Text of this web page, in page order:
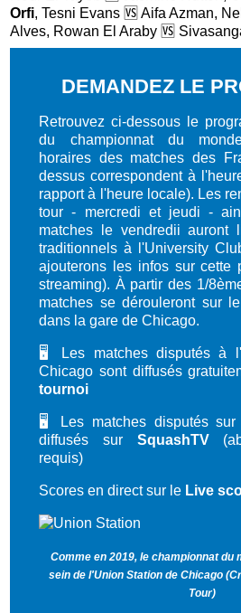
Orfi, Tesni Evans 🆚 Aifa Azman,
Alves, Rowan El Araby 🆚
DEMANDEZ LE
Retrouvez ci-dessous le
du championnat du
horaires des matches des
dessus correspondent à
rapport à l'heure locale). Les
tour - mercredi et jeudi -
matches le vendredii auront
traditionnels à l'University
ajouterons les infos sur cette
streaming). À partir des 1/
matches se dérouleront sur
dans la gare de Chicago.
🖥️ Les matches disputés à
Chicago sont diffusés
tournoi
🖥️ Les matches disputés
diffusés sur SquashTV
requis)
Scores en direct sur le Live
Comme en 2019, le championnat du
sein de l'Union Station de Chicago
Tour)